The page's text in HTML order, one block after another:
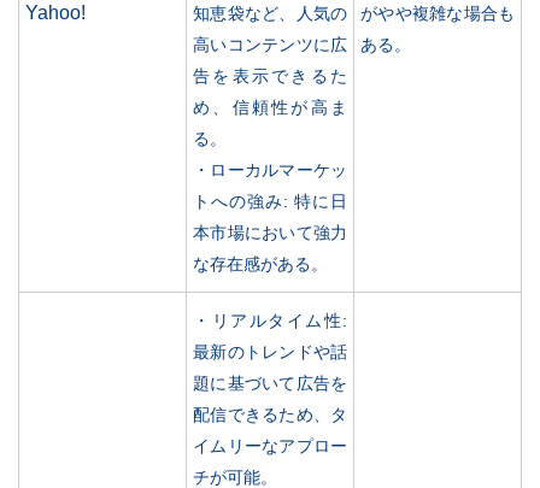
Yahoo!
知恵袋など、人気の
高いコンテンツに広
告を表示できるた
め、信頼性が高ま
る。
・ローカルマーケッ
トへの強み: 特に日
本市場において強力
な存在感がある。
がやや複雑な場合も
ある。
・リアルタイム性:
最新のトレンドや話
題に基づいて広告を
配信できるため、タ
イムリーなアプロー
チが可能。